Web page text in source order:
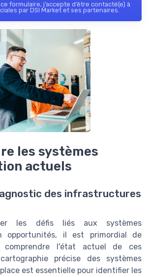
formulaire, j’accepte d’être contacté(e) à
par DSI Market et ses partenaires.
les systèmes
actuels
des infrastructures
les défis liés aux systèmes
opportunités, il est primordial de
comprendre l'état actuel de ces
précise des systèmes
est essentielle pour identifier les